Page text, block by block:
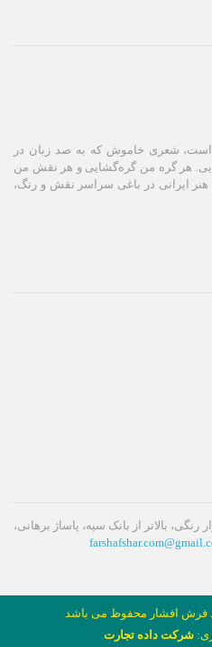
است، شعری خاموش كه به صد زبان در
هر گره من گره‌گشایی و هر نقش من
هنر ایرانی در باغی سراسر نقش و رنگ،
رنگی، بالاتر از بانک سپه، پاساژ برهانی،
فرش افشار محفوظ می باشد
شرکت داده تجارت